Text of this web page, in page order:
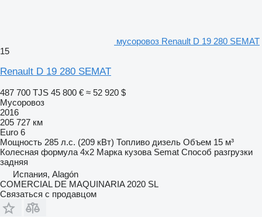
мусоровоз Renault D 19 280 SEMAT
15
Renault D 19 280 SEMAT
487 700 TJS 45 800 € ≈ 52 920 $
Мусоровоз
2016
205 727 км
Euro 6
Мощность 285 л.с. (209 кВт) Топливо дизель Объем 15 м³
Колесная формула 4x2 Марка кузова Semat Способ разгрузки
задняя
Испания, Alagón
COMERCIAL DE MAQUINARIA 2020 SL
Связаться с продавцом